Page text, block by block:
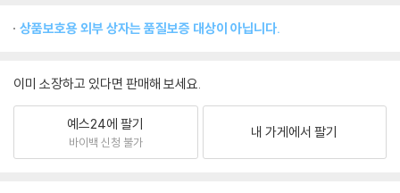
상품보호용 외부 상자는 품질보증 대상이 아닙니다.
이미 소장하고 있다면 판매해 보세요.
예스24에 팔기
바이백 신청 불가
내 가게에서 팔기